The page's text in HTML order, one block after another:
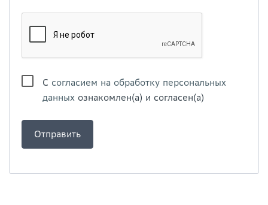
С согласием на обработку персональных
данных ознакомлен(а) и согласен(а)